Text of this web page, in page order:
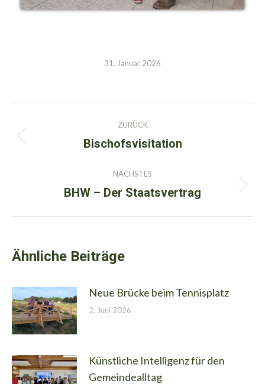
31. Januar 2026
Kommentarnavigation
ZURÜCK
Vorheriger
Bischofsvisitation
NÄCHSTES
Nächster
BHW – Der Staatsvertrag
Ähnliche Beiträge
Neue Brücke beim Tennisplatz
2. Juni 2026
Künstliche Intelligenz für den
Gemeindealltag